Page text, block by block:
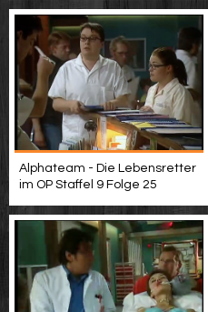
Alphateam - Die Lebensretter
im OP Staffel 9 Folge 25